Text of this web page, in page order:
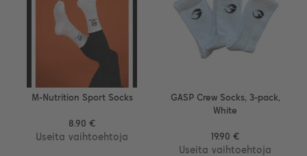
M-Nutrition Sport Socks
8.90 €
Useita vaihtoehtoja
GASP Crew Socks, 3-pack,
White
19.90 €
Useita vaihtoehtoja